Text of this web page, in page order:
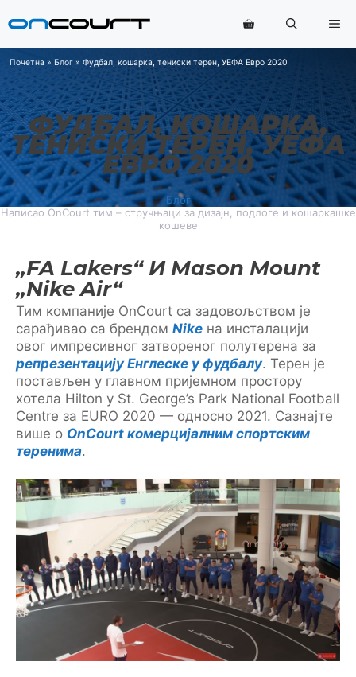
на
Почетна » Блог » Фудбал, кошарка, тениски терен, УЕФА Евро 2020
ФУДБАЛ, КОШАРКА,
ТЕНИСКИ ТЕРЕН, УЕФА
ЕВРО 2020
Блог
Написао OnCourt тим – стручњаци за дизајн, подлоге и кошаркашке
кошеве
„FA Lakers“ И Mason Mount
„Nike Air“
Тим компаније OnCourt са задовољством је
сарађивао са брендом Nike на инсталацији
овог импресивног затвореног полутерена за
репрезентацију Енглеске у фудбалу. Терен је
постављен у главном пријемном простору
хотела Hilton у St. George’s Park National Football
Centre за EURO 2020 — односно 2021. Сазнајте
више о OnCourt комерцијалним спортским
теренима.